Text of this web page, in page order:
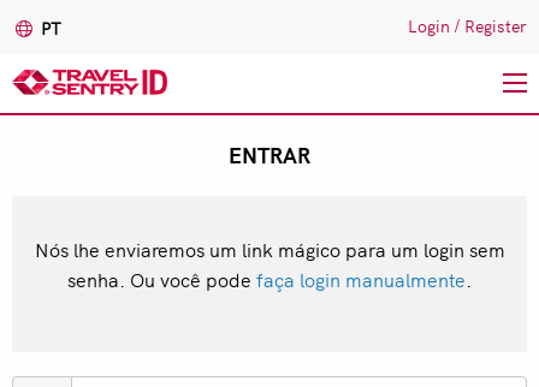
principal
PT Login / Register
ENTRAR
Nós lhe enviaremos um link mágico para um login sem
senha. Ou você pode faça login manualmente